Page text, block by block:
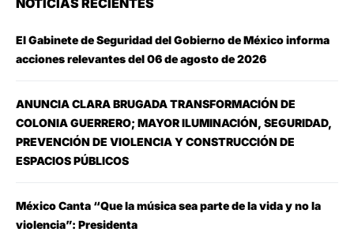
El Gabinete de Seguridad del Gobierno de México informa
acciones relevantes del 06 de agosto de 2026
ANUNCIA CLARA BRUGADA TRANSFORMACIÓN DE
COLONIA GUERRERO; MAYOR ILUMINACIÓN, SEGURIDAD,
PREVENCIÓN DE VIOLENCIA Y CONSTRUCCIÓN DE
ESPACIOS PÚBLICOS
México Canta “Que la música sea parte de la vida y no la
violencia”: Presidenta